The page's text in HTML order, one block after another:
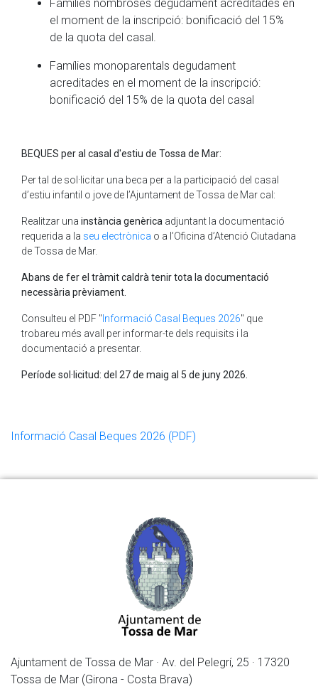
Famílies nombroses degudament acreditades en
el moment de la inscripció: bonificació del 15%
de la quota del casal.
Famílies monoparentals degudament
acreditades en el moment de la inscripció:
bonificació del 15% de la quota del casal
BEQUES per al casal d'estiu de Tossa de Mar:
Per tal de sol·licitar una beca per a la participació del casal
d’estiu infantil o jove de l’Ajuntament de Tossa de Mar cal:
Realitzar una instància genèrica adjuntant la documentació
requerida a la seu electrònica o a l’Oficina d’Atenció Ciutadana
de Tossa de Mar.
Abans de fer el tràmit caldrà tenir tota la documentació
necessària prèviament.
Consulteu el PDF " Informació Casal Beques 2026" que
trobareu més avall per informar-te dels requisits i la
documentació a presentar.
Període sol·licitud: del 27 de maig al 5 de juny 2026.
Informació Casal Beques 2026 (PDF)
Ajuntament de Tossa de Mar · Av. del Pelegrí, 25 · 17320
Tossa de Mar (Girona - Costa Brava)